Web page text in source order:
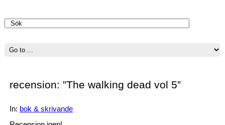
recension: ”The walking dead vol 5”
In: bok & skrivande